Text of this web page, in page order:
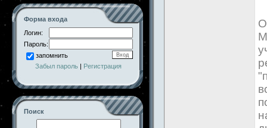
Форма входа
Логин:
Пароль:
запомнить
Забыл пароль | Регистрация
Поиск